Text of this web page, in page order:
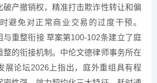
破产撤销权，精准打击欺诈性转让和偏
避免对正常商业交易的过度干预。
与重整衔接 草案第100-102条建立了庭
整的衔接机制。中伦文德律师事务所在
展论坛2026上指出，庭外重组具有程